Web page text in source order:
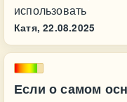
использовать
Катя, 22.08.2025
Если о самом